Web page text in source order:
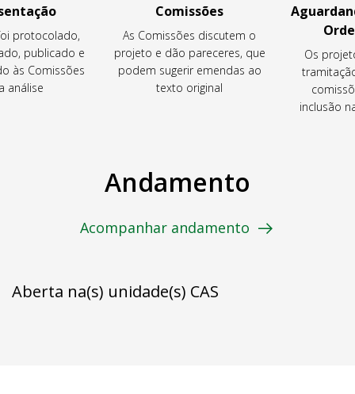
protocolado,
publicado e
às Comissões
análise
Comissões
As Comissões discutem o
projeto e dão pareceres, que
podem sugerir emendas ao
texto original
Os
inclusão
Andamento
Acompanhar andamento
Aberta na(s) unidade(s) CAS